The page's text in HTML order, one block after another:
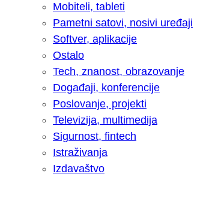
Mobiteli, tableti
Pametni satovi, nosivi uređaji
Softver, aplikacije
Ostalo
Tech, znanost, obrazovanje
Događaji, konferencije
Poslovanje, projekti
Televizija, multimedija
Sigurnost, fintech
Istraživanja
Izdavaštvo